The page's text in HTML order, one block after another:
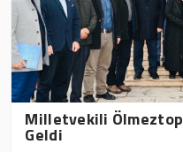
Milletvekili
Geldi